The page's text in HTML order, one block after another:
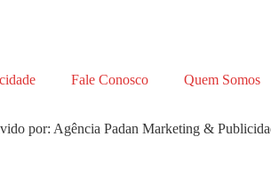
Fale Conosco Quem Somos
por: Agência Padan Marketing &